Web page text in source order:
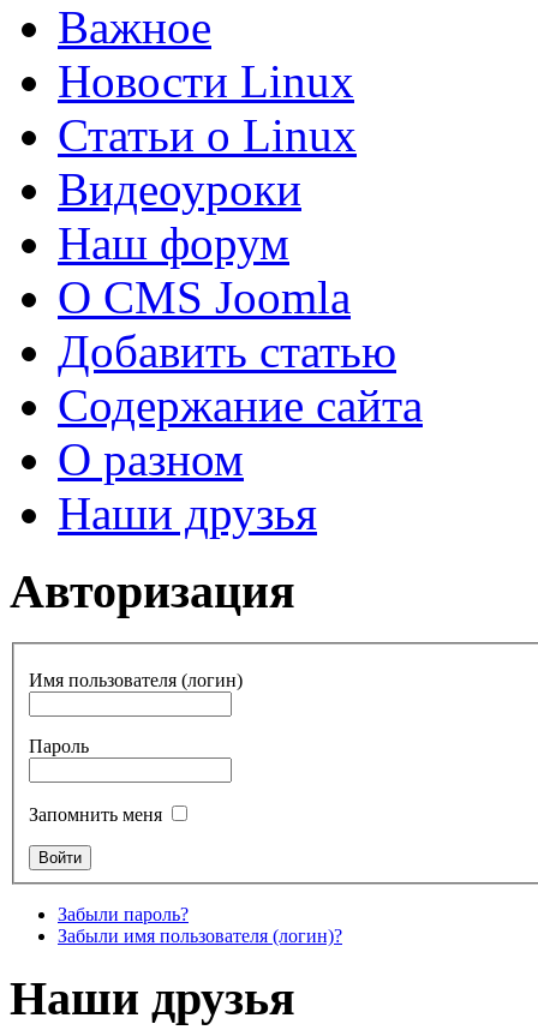
Важное
Новости Linux
Статьи о Linux
Видеоуроки
Наш форум
О CMS Joomla
Добавить статью
Содержание сайта
О разном
Наши друзья
Авторизация
Имя пользователя (логин)
Пароль
Запомнить меня
Забыли пароль?
Забыли имя пользователя (логин)?
Наши друзья